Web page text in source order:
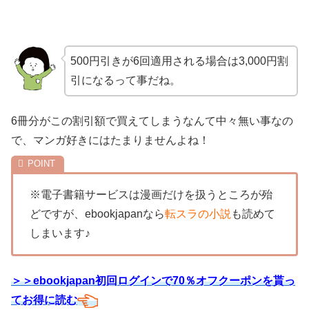
500円引きが6回適用される場合は3,000円割
引になるって事だね。
6冊分がこの割引額で買えてしまうなんて中々無い事なの
で、マンガ好きにはたまりませんよね！
※電子書籍サービスは漫画だけを扱うところが殆
どですが、ebookjapanなら転スラの小説 も読めて
しまいます♪
＞＞ebookjapan初回ログインで70％オフクーポンを貰っ
てお得に読む